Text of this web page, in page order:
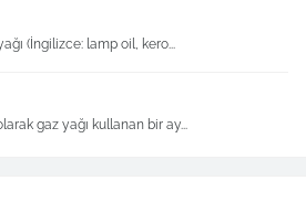
(İngilizce: lamp oil, kero...
gaz yağı kullanan bir ay...